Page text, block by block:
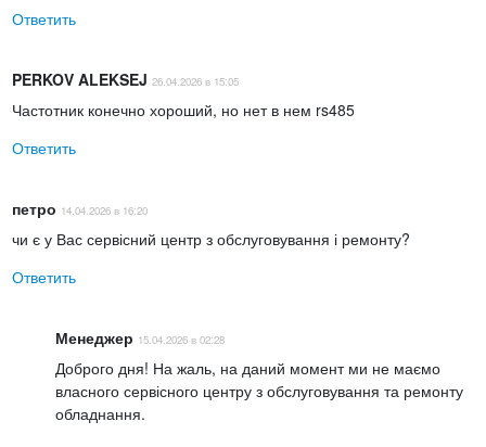
Ответить
PERKOV ALEKSEJ 26.04.2026 в 15:05
Частотник конечно хороший, но нет в нем rs485
Ответить
петро 14.04.2026 в 16:20
чи є у Вас сервісний центр з обслуговування і ремонту?
Ответить
Менеджер 15.04.2026 в 02:28
Доброго дня! На жаль, на даний момент ми не маємо
власного сервісного центру з обслуговування та ремонту
обладнання.